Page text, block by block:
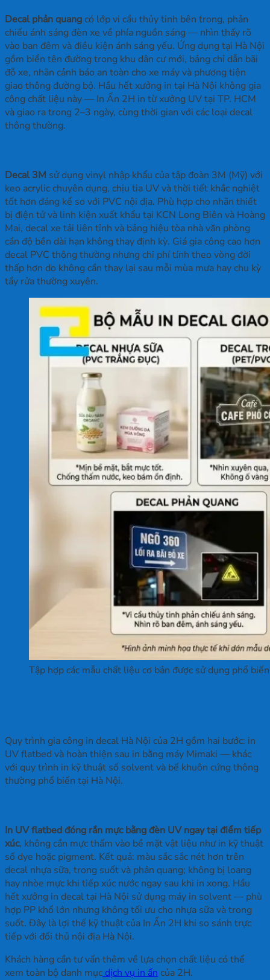
Decal phản quangcó lớp vi cầu thủy tinh bên trong, phản
chiếu ánh sáng đèn xe về phía nguồn sáng — nhìn thấy rõ
vào ban đêm và điều kiện ánh sáng yếu. Ứng dụng tại Hà Nội
gồm biển tên đường trong khu dân cư mới, bảng chỉ dẫn bãi
đỗ xe, nhãn cảnh báo an toàn cho xe máy và phương tiện
giao thông đường bộ. Hầu hết xưởng in tại Hà Nội không gia
công chất liệu này — In Ấn 2H in từ xưởng UV tại TP. HCM
và giao ra trong 2–3 ngày, cùng thời gian với các loại decal
thông thường.
Decal 3M sử dụng vinyl nhập khẩu của tập đoàn 3M (Mỹ) với
keo acrylic chuyên dụng, chịu tia UV và thời tiết khắc nghiệt
tốt hơn đáng kể so với PVC nội địa. Phù hợp cho nhãn thiết
bị điện tử và linh kiện xuất khẩu tại KCN Long Biên và Hoàng
Mai, decal xe tải liên tỉnh và bảng hiệu tòa nhà văn phòng
cần độ bền dài hạn không thay định kỳ. Giá gia công cao hơn
decal PVC thông thường nhưng chi phí tính theo vòng đời
thấp hơn do không cần thay lại sau mỗi mùa mưa hay chu kỳ
tẩy rửa thường xuyên.
Tập hợp các mẫu chất liệu cơ bản được sử dụng phổ
Quy trình gia công in decal Hà Nội của 2H gồm hai bước: in
UV flatbed và hoàn thiện sau in bằng máy Mimaki — khác
với quy trình in kỹ thuật số solvent và bế khuôn cứng thông
thường phổ biến tại Hà Nội.
In UV flatbed đóng rắn mực bằng đèn UV ngay tại điểm tiếp
xúc, không cần mực thấm vào bề mặt vật liệu như in kỹ thuật
số dye hoặc pigment. Kết quả: màu sắc sắc nét hơn trên
decal nhựa sữa, trong suốt và phản quang; không bị loang
hay nhòe mực khi tiếp xúc nước ngay sau khi in xong. Hầu
hết xưởng in decal tại Hà Nội sử dụng máy in solvent — phù
hợp PP khổ lớn nhưng không tối ưu cho nhựa sữa và trong
suốt. Đây là lợi thế kỹ thuật của In Ấn 2H khi so sánh trực
tiếp với đối thủ nội địa Hà Nội.
Khách hàng cần tư vấn thêm về lựa chọn chất liệu có thể
xem toàn bộ danh mụcdịch vụ in ấn của 2H.